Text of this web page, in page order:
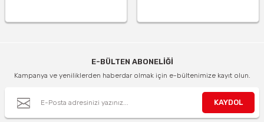
E-BÜLTEN ABONELİĞİ
Kampanya ve yeniliklerden haberdar olmak için e-bültenimize kayıt olun.
KAYDOL